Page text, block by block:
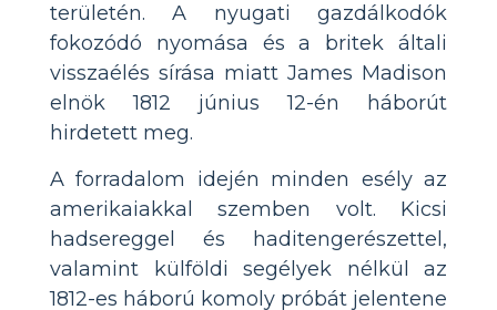
területén. A nyugati gazdálkodók
fokozódó nyomása és a britek általi
visszaélés sírása miatt James Madison
elnök 1812 június 12-én háborút
hirdetett meg.
A forradalom idején minden esély az
amerikaiakkal szemben volt. Kicsi
hadsereggel és haditengerészettel,
valamint külföldi segélyek nélkül az
1812-es háború komoly próbát jelentene